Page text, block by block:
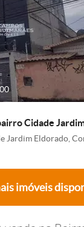
Cidade
Jardim Eldorado,
imóveis